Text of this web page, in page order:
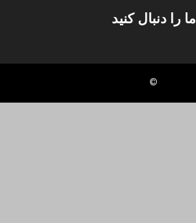
ما را دنبال کنید
©